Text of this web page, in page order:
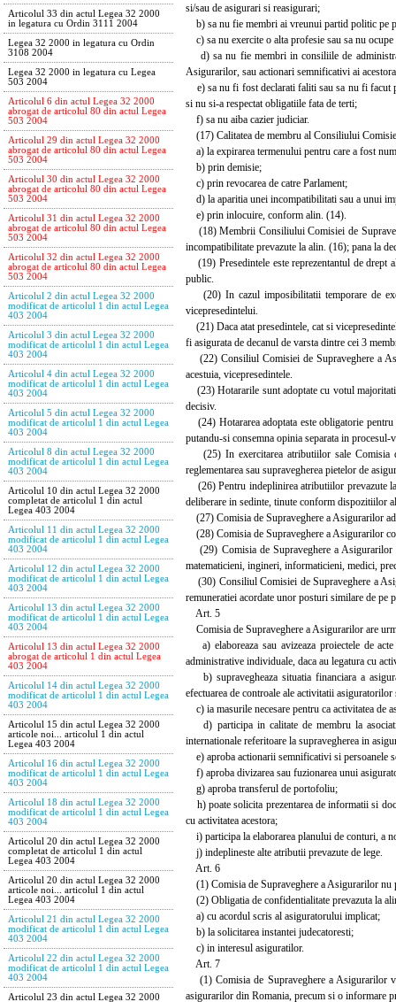
Articolul 33 din actul Legea 32 2000
in legatura cu Ordin 3111 2004
Legea 32 2000 in legatura cu Ordin
3108 2004
Legea 32 2000 in legatura cu Legea
503 2004
Articolul 6 din actul Legea 32 2000
abrogat de articolul 80 din actul Legea
503 2004
Articolul 29 din actul Legea 32 2000
abrogat de articolul 80 din actul Legea
503 2004
Articolul 30 din actul Legea 32 2000
abrogat de articolul 80 din actul Legea
503 2004
Articolul 31 din actul Legea 32 2000
abrogat de articolul 80 din actul Legea
503 2004
Articolul 32 din actul Legea 32 2000
abrogat de articolul 80 din actul Legea
503 2004
Articolul 2 din actul Legea 32 2000
modificat de articolul 1 din actul Legea
403 2004
Articolul 3 din actul Legea 32 2000
modificat de articolul 1 din actul Legea
403 2004
Articolul 4 din actul Legea 32 2000
modificat de articolul 1 din actul Legea
403 2004
Articolul 5 din actul Legea 32 2000
modificat de articolul 1 din actul Legea
403 2004
Articolul 8 din actul Legea 32 2000
modificat de articolul 1 din actul Legea
403 2004
Articolul 10 din actul Legea 32 2000
completat de articolul 1 din actul
Legea 403 2004
Articolul 11 din actul Legea 32 2000
modificat de articolul 1 din actul Legea
403 2004
Articolul 12 din actul Legea 32 2000
modificat de articolul 1 din actul Legea
403 2004
Articolul 13 din actul Legea 32 2000
modificat de articolul 1 din actul Legea
403 2004
Articolul 13 din actul Legea 32 2000
abrogat de articolul 1 din actul Legea
403 2004
Articolul 14 din actul Legea 32 2000
modificat de articolul 1 din actul Legea
403 2004
Articolul 15 din actul Legea 32 2000
articole noi... articolul 1 din actul
Legea 403 2004
Articolul 16 din actul Legea 32 2000
modificat de articolul 1 din actul Legea
403 2004
Articolul 18 din actul Legea 32 2000
modificat de articolul 1 din actul Legea
403 2004
Articolul 20 din actul Legea 32 2000
completat de articolul 1 din actul
Legea 403 2004
Articolul 20 din actul Legea 32 2000
articole noi... articolul 1 din actul
Legea 403 2004
Articolul 21 din actul Legea 32 2000
modificat de articolul 1 din actul Legea
403 2004
Articolul 22 din actul Legea 32 2000
modificat de articolul 1 din actul Legea
403 2004
Articolul 23 din actul Legea 32 2000
si/sau de asigurari si reasigurari;
b) sa nu fie membri ai vreunui partid politic pe
c) sa nu exercite o alta profesie sau sa nu
d) sa nu fie membri in consiliile de
Asigurarilor, sau actionari semnificativi ai
e) sa nu fi fost declarati faliti sau sa nu fi facut
si nu si-a respectat obligatiile fata de terti;
f) sa nu aiba cazier judiciar.
(17) Calitatea de membru al Consiliului
a) la expirarea termenului pentru care a fost
b) prin demisie;
c) prin revocarea de catre Parlament;
d) la aparitia unei incompatibilitati sau a unui
e) prin inlocuire, conform alin. (14).
(18) Membrii Consiliului Comisiei de
incompatibilitate prevazute la alin. (16); pana la
(19) Presedintele este reprezentantul de drept
public.
(20) In cazul imposibilitatii temporare de
vicepresedintelui.
(21) Daca atat presedintele, cat si
fi asigurata de decanul de varsta dintre cei 3
(22) Consiliul Comisiei de Supraveghere a
acestuia, vicepresedintele.
(23) Hotararile sunt adoptate cu votul
decisiv.
(24) Hotararea adoptata este obligatorie
putandu-si consemna opinia separata in procesul-
(25) In exercitarea atributiilor sale Comisia
reglementarea sau supravegherea pietelor de
(26) Pentru indeplinirea atributiilor prevazute
deliberare in sedinte, tinute conform dispozitiilor
(27) Comisia de Supraveghere a Asigurarilor
(28) Comisia de Supraveghere a Asigurarilor
(29) Comisia de Supraveghere a Asigurarilor
matematicieni, ingineri, informaticieni, medici,
(30) Consiliul Comisiei de Supraveghere a
remuneratiei acordate unor posturi similare de pe
Art. 5
Comisia de Supraveghere a Asigurarilor are
a) elaboreaza sau avizeaza proiectele de
administrative individuale, daca au legatura cu
b) supravegheaza situatia financiara a
efectuarea de controale ale activitatii
c) ia masurile necesare pentru ca activitatea de
d) participa in calitate de membru la
internationale referitoare la supravegherea in
e) aproba actionarii semnificativi si persoanele
f) aproba divizarea sau fuzionarea unui
g) aproba transferul de portofoliu;
h) poate solicita prezentarea de informatii si
cu activitatea acestora;
i) participa la elaborarea planului de conturi, a
j) indeplineste alte atributii prevazute de lege.
Art. 6
(1) Comisia de Supraveghere a Asigurarilor
(2) Obligatia de confidentialitate prevazuta la
a) cu acordul scris al asiguratorului implicat;
b) la solicitarea instantei judecatoresti;
c) in interesul asiguratilor.
Art. 7
(1) Comisia de Supraveghere a Asigurarilor
asigurarilor din Romania, precum si o informare